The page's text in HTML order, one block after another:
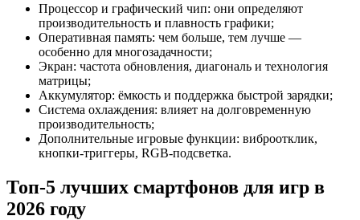
Процессор и графический чип: они определяют
производительность и плавность графики;
Оперативная память: чем больше, тем лучше —
особенно для многозадачности;
Экран: частота обновления, диагональ и технология
матрицы;
Аккумулятор: ёмкость и поддержка быстрой зарядки;
Система охлаждения: влияет на долговременную
производительность;
Дополнительные игровые функции: виброотклик,
кнопки-триггеры, RGB-подсветка.
Топ-5 лучших смартфонов для игр в
2026 году